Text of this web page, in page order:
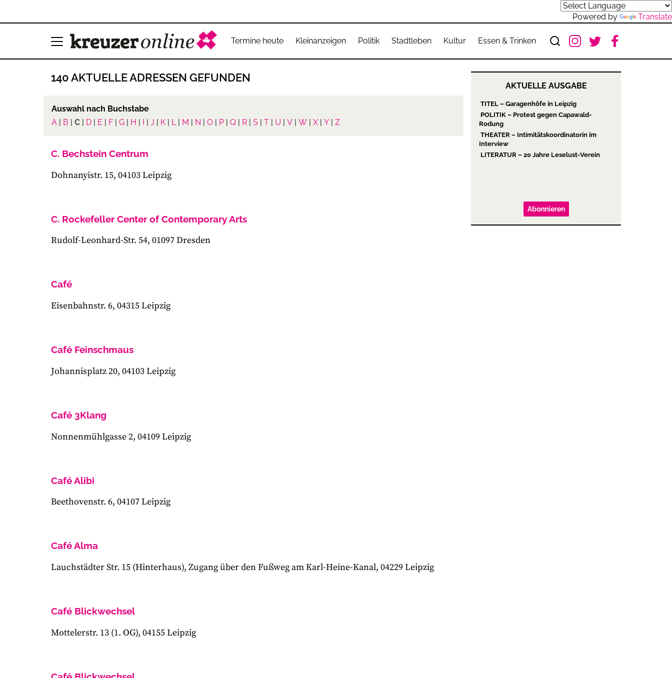
Powered by Translate
Termine heute Kleinanzeigen Politik Stadtleben Kultur Essen & Trinken
140 AKTUELLE ADRESSEN GEFUNDEN
Auswahl nach Buchstabe
A | B | C | D | E | F | G | H | I | J | K | L| M | N | O | P | Q | R | S | T | U | V | W | X | Y | Z
C. Bechstein Centrum
Dohnanyistr. 15, 04103 Leipzig
C. Rockefeller Center of Contemporary Arts
Rudolf-Leonhard-Str. 54, 01097 Dresden
Café
Eisenbahnstr. 6, 04315 Leipzig
Café Feinschmaus
Johannisplatz 20, 04103 Leipzig
Café 3Klang
Nonnenmühlgasse 2, 04109 Leipzig
Café Alibi
Beethovenstr. 6, 04107 Leipzig
Café Alma
Lauchstädter Str. 15 (Hinterhaus), Zugang über den Fußweg am Karl-Heine-Kanal, 04229 Leipzig
Café Blickwechsel
Mottelerstr. 13 (1. OG), 04155 Leipzig
AKTUELLE AUSGABE
TITEL – Garagenhöfe in Leipzig
POLITIK – Protest gegen Capawald-
Rodung
THEATER – Intimitätskoordinatorin im
Interview
LITERATUR – 20 Jahre Leselust-Verein
Abonnieren